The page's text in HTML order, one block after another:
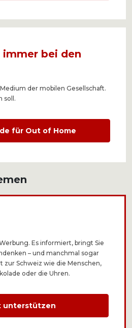
bei den
der mobilen Gesellschaft.
soll.
für Out of Home
Es informiert, bringt Sie
– und manchmal sogar
zur Schweiz wie die Menschen,
oder die Uhren.
unterstützen